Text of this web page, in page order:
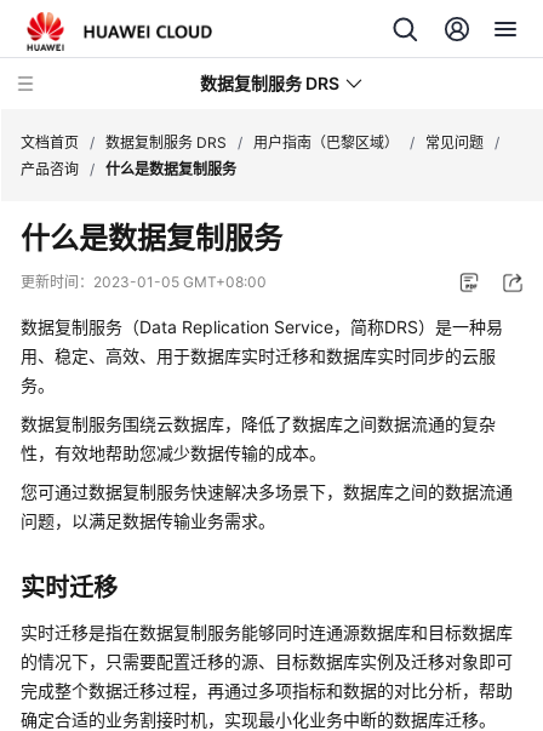
数据复制服务 DRS
新
动
产
绍
计
费
快
速
入
门
文档首页 / 数据复制服务 DRS / 用户指南（巴黎区域） / 常见问题 /
产品咨询 / 什么是数据复制服务
什么是数据复制服务
更新时间： 2023-01-05 GMT+08:00
数据复制服务 （Data Replication Service，简称DRS）是一种易
用、稳定、高效、用于数据库实时迁移和数据库实时同步的云服
务。
数据复制服务围绕云数据库，降低了数据库之间数据流通的复杂
性，有效地帮助您减少数据传输的成本。
您可通过数据复制服务快速解决多场景下，数据库之间的数据流通
问题，以满足数据传输业务需求。
实时迁移
实时迁移是指在数据复制服务能够同时连通源数据库和目标数据库
的情况下，只需要配置迁移的源、目标数据库实例及迁移对象即可
完成整个数据迁移过程，再通过多项指标和数据的对比分析，帮助
确定合适的业务割接时机，实现最小化业务中断的数据库迁移。